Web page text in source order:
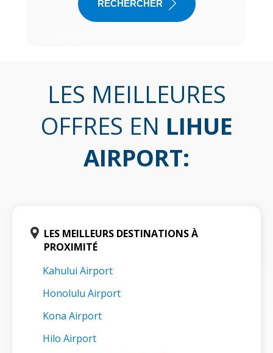
RECHERCHER
LES MEILLEURES
OFFRES EN LIHUE
AIRPORT:
LES MEILLEURS DESTINATIONS À
PROXIMITÉ
Kahului Airport
Honolulu Airport
Kona Airport
Hilo Airport